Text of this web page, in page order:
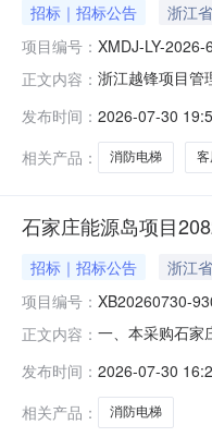
招标｜招标公告 浙江
项目编号： XMDJ-LY-2026-6
正文内容： 浙江越锋项目管
额（元）：
发布时间： 2026-07-30
相关产品：
消防电梯
石家庄能源岛项目
招标｜招标公告 浙江
项目编号： XB20260730-
正文内容： 一、本采购石家
(厚度
发布时间： 2026-07-30
相关产品：
消防电梯